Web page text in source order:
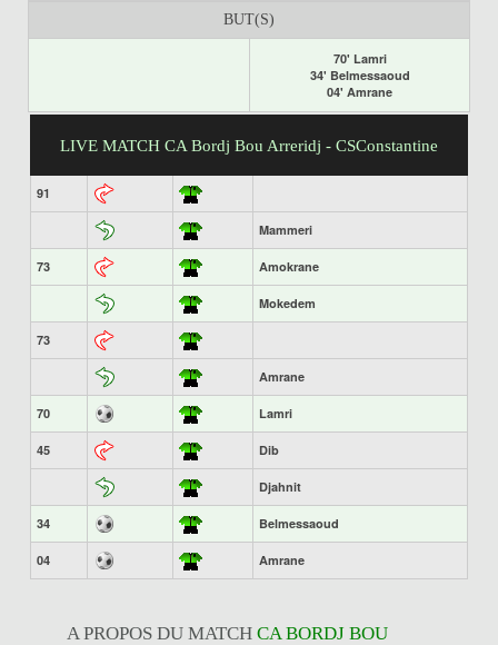
BUT(S)
70' Lamri
34' Belmessaoud
04' Amrane
LIVE MATCH CA Bordj Bou Arreridj - CSConstantine
91
Mammeri
73 Amokrane
Mokedem
73
Amrane
70 Lamri
45 Dib
Djahnit
34 Belmessaoud
04 Amrane
A PROPOS DU MATCH CA BORDJ BOU